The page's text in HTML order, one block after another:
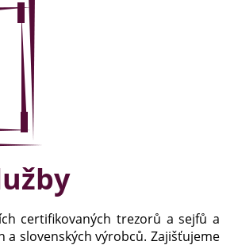
certifikovaných trezorů a sejfů a
a slovenských výrobců. Zajišťujeme